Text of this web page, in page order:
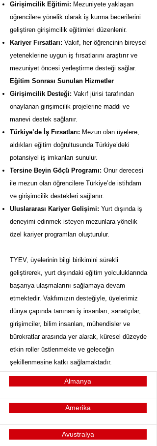
Girişimcilik Eğitimi: Mezuniyete yaklaşan
öğrencilere yönelik olarak iş kurma becerilerini
geliştiren girişimcilik eğitimleri düzenlenir.
Kariyer Fırsatları: Vakıf, her öğrencinin bireysel
yeteneklerine uygun iş fırsatlarını araştırır ve
mezuniyet öncesi yerleştirme desteği sağlar.
Eğitim Sonrası Sunulan Hizmetler
Girişimcilik Desteği: Vakıf jürisi tarafından
onaylanan girişimcilik projelerine maddi ve
manevi destek sağlanır.
Türkiye’de İş Fırsatları: Mezun olan üyelere,
aldıkları eğitim doğrultusunda Türkiye’deki
potansiyel iş imkanları sunulur.
Tersine Beyin Göçü Programı: Onur derecesi
ile mezun olan öğrencilere Türkiye’de istihdam
ve girişimcilik destekleri sağlanır.
Uluslararası Kariyer Gelişimi: Yurt dışında iş
deneyimi edinmek isteyen mezunlara yönelik
özel kariyer programları oluşturulur.
TYEV, üyelerinin bilgi birikimini sürekli
geliştirerek, yurt dışındaki eğitim yolculuklarında
başarıya ulaşmalarını sağlamaya devam
etmektedir. Vakfımızın desteğiyle, üyelerimiz
dünya çapında tanınan iş insanları, sanatçılar,
girişimciler, bilim insanları, mühendisler ve
bürokratlar arasında yer alarak, küresel düzeyde
etkin roller üstlenmekte ve geleceğin
şekillenmesine katkı sağlamaktadır.
Almanya
Amerika
Avustralya